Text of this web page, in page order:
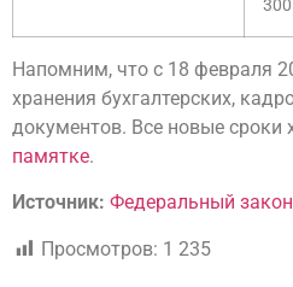
Напомним, что с 18 февраля
хранения бухгалтерских,
документов. Все новые сроки
памятке.
Источник: Федеральный
Просмотров: 1 235